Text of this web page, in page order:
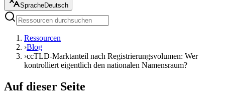
SpracheDeutsch
Ressourcen
›Blog
›ccTLD-Marktanteil nach Registrierungsvolumen: Wer
kontrolliert eigentlich den nationalen Namensraum?
Auf dieser Seite